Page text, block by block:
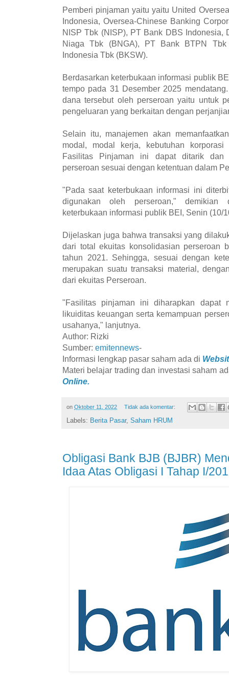
Pemberi pinjaman yaitu yaitu United
Indonesia, Oversea-Chinese Banking
NISP Tbk (NISP), PT Bank DBS Indonesia,
Niaga Tbk (BNGA), PT Bank BTPN
Indonesia Tbk (BKSW).
Berdasarkan keterbukaan informasi publik
tempo pada 31 Desember 2025
dana tersebut oleh perseroan yaitu untuk
pengeluaran yang berkaitan dengan
Selain itu, manajemen akan
modal, modal kerja, kebutuhan
Fasilitas Pinjaman ini dapat ditarik dan
perseroan sesuai dengan ketentuan dalam
"Pada saat keterbukaan informasi ini
digunakan oleh perseroan," demikian
keterbukaan informasi publik BEI, Senin (10/
Dijelaskan juga bahwa transaksi yang
dari total ekuitas konsolidasian perseroan
tahun 2021. Sehingga, sesuai dengan
merupakan suatu transaksi material,
dari ekuitas Perseroan.
"Fasilitas pinjaman ini diharapkan dapat
likuiditas keuangan serta kemampuan
usahanya," lanjutnya.
Author: Rizki
Sumber: emitennews-
Informasi lengkap pasar saham ada di
Materi belajar trading dan investasi saham
Online.
on Oktober 11, 2022 Tidak ada komentar:
Labels: Berita Pasar, Saham HRUM
Obligasi Bank BJB (BJBR)
Idaa Atas Obligasi I Tahap I/